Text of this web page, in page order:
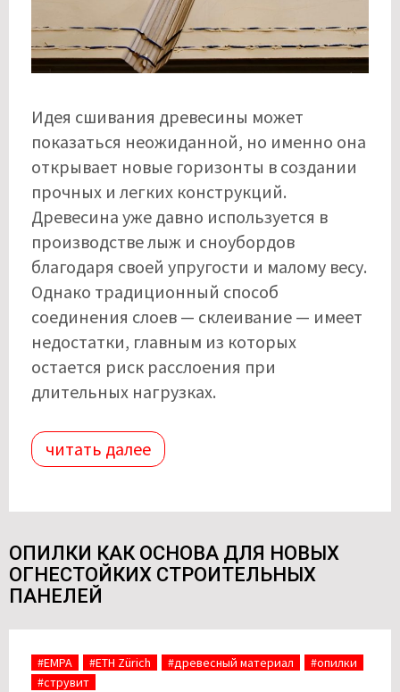
Идея сшивания древесины может
показаться неожиданной, но именно она
открывает новые горизонты в создании
прочных и легких конструкций.
Древесина уже давно используется в
производстве лыж и сноубордов
благодаря своей упругости и малому весу.
Однако традиционный способ
соединения слоев — склеивание — имеет
недостатки, главным из которых
остается риск расслоения при
длительных нагрузках.
читать далее
ОПИЛКИ КАК ОСНОВА ДЛЯ НОВЫХ
ОГНЕСТОЙКИХ СТРОИТЕЛЬНЫХ
ПАНЕЛЕЙ
#EMPA #ETH Zürich #древесный материал
#опилки
#струвит